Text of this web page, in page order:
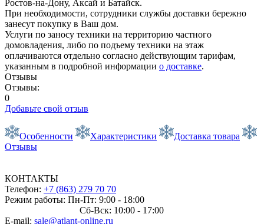
Ростов-на-Дону, Аксай и Батайск.
При необходимости, сотрудники службы доставки бережно
занесут покупку в Ваш дом.
Услуги по заносу техники на территорию частного
домовладения, либо по подъему техники на этаж
оплачиваются отдельно согласно действующим тарифам,
указанным в подробной информации о доставке.
Отзывы
Отзывы:
0
Добавьте свой отзыв
Особенности Характеристики
Доставка товара
Отзывы
КОНТАКТЫ
Телефон: +7 (863) 279 70 70
Режим работы: Пн-Пт: 9:00 - 18:00
Сб-Вск: 10:00 - 17:00
E-mail: sale@atlant-online.ru